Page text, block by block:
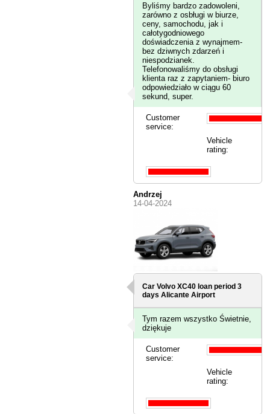
Byliśmy bardzo zadowoleni,
zarówno z osbługi w biurze,
ceny, samochodu, jak i
całotygodniowego
doświadczenia z wynajmem-
bez dziwnych zdarzeń i
niespodzianek.
Telefonowaliśmy do obsługi
klienta raz z zapytaniem- biuro
odpowiedziało w ciągu 60
sekund, super.
Customer
service:
Vehicle
rating:
Andrzej
14-04-2024
Car Volvo XC40 loan period 3
daysAlicante Airport
Tym razem wszystko Świetnie,
dziękuje
Customer
service:
Vehicle
rating: